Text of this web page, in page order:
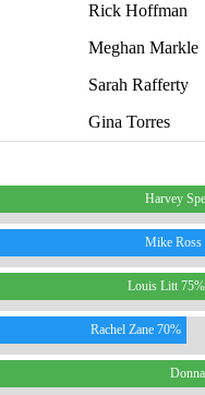
Rick Hoffman
Meghan Markle
Sarah Rafferty
Gina Torres
Harvey
Mike Ross
Louis Litt 75%
Rachel Zane 70%